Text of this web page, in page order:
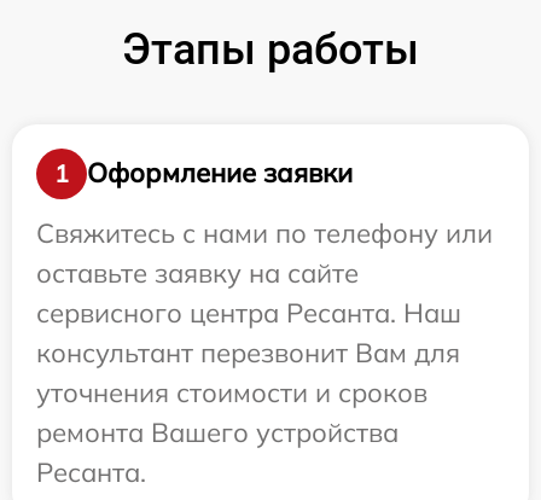
Этапы работы
1
Оформление заявки
Свяжитесь с нами по телефону или
оставьте заявку на сайте
сервисного центра Ресанта. Наш
консультант перезвонит Вам для
уточнения стоимости и сроков
ремонта Вашего устройства
Ресанта.